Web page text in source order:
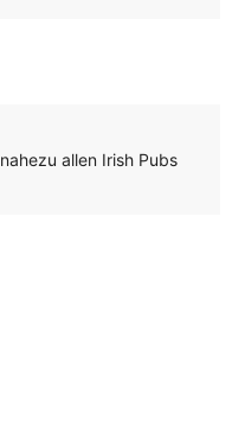
allen Irish Pubs